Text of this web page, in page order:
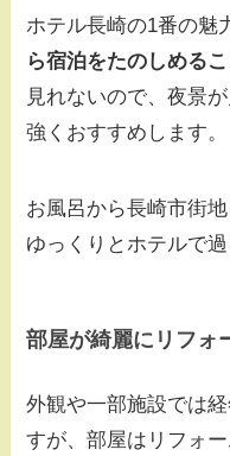
ホテル長崎の1番の魅
ら宿泊をたのしめるこ
見れないので、夜景
強くおすすめします。
お風呂から長崎市街
ゆっくりとホテルで
部屋が綺麗にリフォ
外観や一部施設では
すが、部屋はリフォ